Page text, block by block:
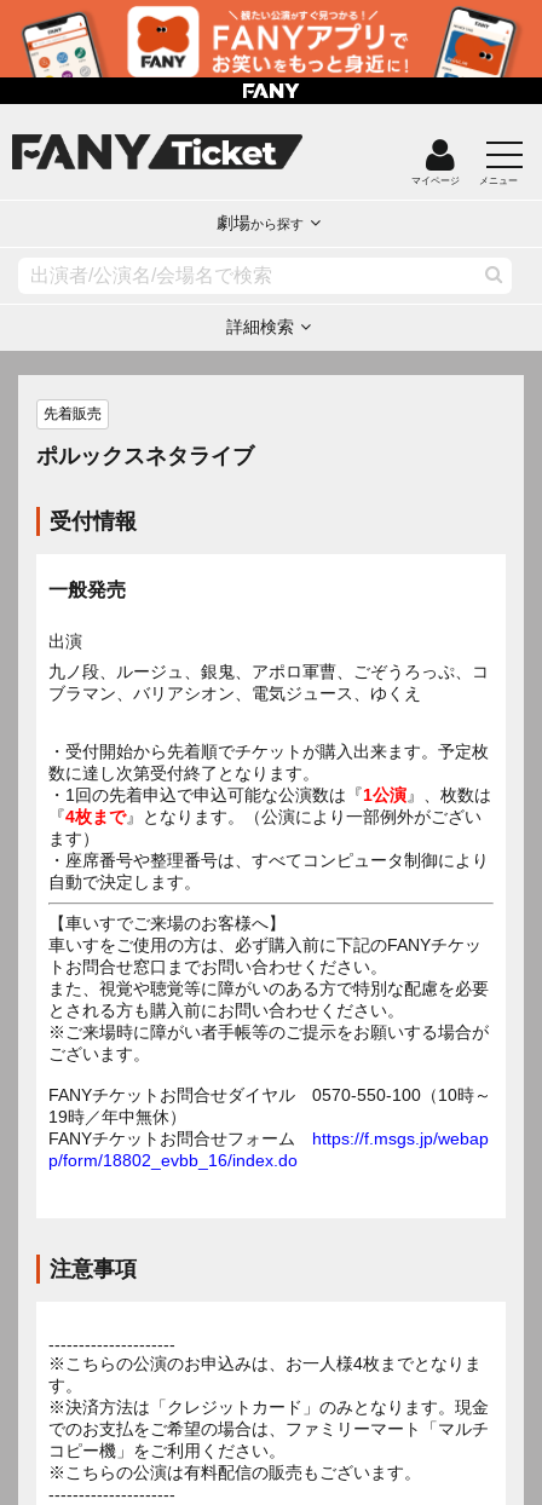
マイページ メニュー
劇場から探す
詳細検索
先着販売
ポルックスネタライブ
受付情報
一般発売
出演
九ノ段、ルージュ、銀鬼、アポロ軍曹、ごぞうろっぷ、コ
ブラマン、バリアシオン、電気ジュース、ゆくえ
・受付開始から先着順でチケットが購入出来ます。予定枚
数に達し次第受付終了となります。
・1回の先着申込で申込可能な公演数は『1公演』、枚数は
『4枚まで』となります。（公演により一部例外がござい
ます）
・座席番号や整理番号は、すべてコンピュータ制御により
自動で決定します。
【車いすでご来場のお客様へ】
車いすをご使用の方は、必ず購入前に下記のFANYチケッ
トお問合せ窓口までお問い合わせください。
また、視覚や聴覚等に障がいのある方で特別な配慮を必要
とされる方も購入前にお問い合わせください。
※ご来場時に障がい者手帳等のご提示をお願いする場合が
ございます。
FANYチケットお問合せダイヤル 0570-550-100（10時～
19時／年中無休）
FANYチケットお問合せフォーム https://f.msgs.jp/webap
p/form/18802_evbb_16/index.do
注意事項
---------------------
※こちらの公演のお申込みは、お一人様4枚までとなりま
す。
※決済方法は「クレジットカード」のみとなります。現金
でのお支払をご希望の場合は、ファミリーマート「マルチ
コピー機」をご利用ください。
※こちらの公演は有料配信の販売もございます。
---------------------